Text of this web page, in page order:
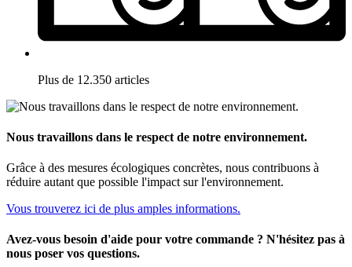
Plus de 12.350 articles
Nous travaillons dans le respect de notre environnement.
Grâce à des mesures écologiques concrètes, nous contribuons à
réduire autant que possible l'impact sur l'environnement.
Vous trouverez ici de plus amples informations.
Avez-vous besoin d'aide pour votre commande ? N'hésitez pas à
nous poser vos questions.